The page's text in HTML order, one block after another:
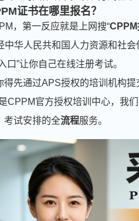
证书在哪里报名？
，第一反应就是上网搜“CPPM
华人民共和国人力资源和社
口”让你自己在线注册考试。
先通过APS授权的培训机构
CPPM官方授权培训中心，我
考试安排的全流程服务。